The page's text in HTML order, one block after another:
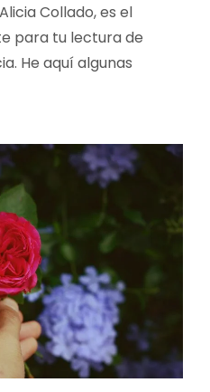
Collado, es el
para tu lectura de
He aquí algunas